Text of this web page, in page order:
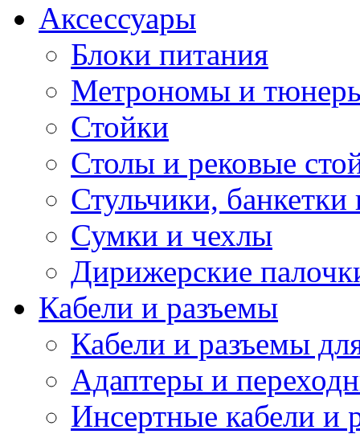
Аксессуары
Блоки питания
Метрономы и
Стойки
Столы и рековые
Стульчики, банкетки
Сумки и чехлы
Дирижерские
Кабели и разъемы
Кабели и разъемы
Адаптеры и
Инсертные кабели и